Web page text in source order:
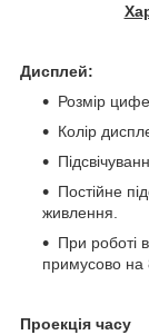
Дисплей:
Розмір
Колір
Постійне
живлення.
При роботі
примусово на
Проекція часу